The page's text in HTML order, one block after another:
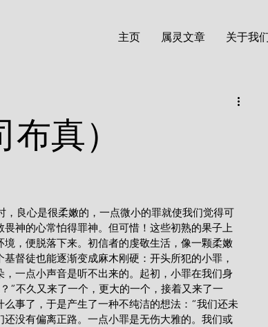
主页 属灵文章 关于我
真）
神的心常怕得罪神。但可惜！这些初熟的果子上
，便脱落下来。初信者的虔敬生活，像一颗柔嫩
督徒也能逐渐变成麻木刚硬：开头所犯的小罪，
一点小声音是听不出来的。起初，小罪在我们身
”不久又来了一个，更大的一个，接着又来了一
事了，于是产生了一种不纯洁的想法：“我们还未
没有偏离正路。一点小罪是无伤大雅的。我们或